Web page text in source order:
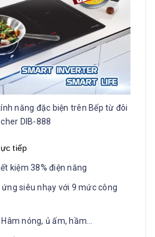
năng đặc biện trên Bếp từ đôi
DIB-888
tiếp
kiệm 38% điện năng
siêu nhạy với 9 mức công
nóng, ủ ấm, hầm…